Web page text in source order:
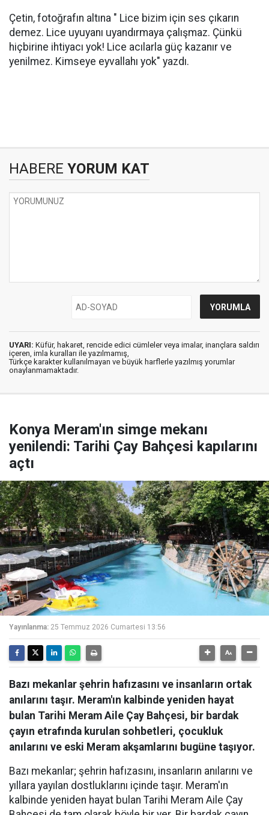
Çetin, fotoğrafın altına " Lice bizim için ses çıkarın
demez. Lice uyuyanı uyandırmaya çalışmaz. Çünkü
hiçbirine ihtiyacı yok! Lice acılarla güç kazanır ve
yenilmez. Kimseye eyvallahı yok" yazdı.
HABERE YORUM KAT
UYARI: Küfür, hakaret, rencide edici cümleler veya imalar, inançlara saldırı
içeren, imla kuralları ile yazılmamış,
Türkçe karakter kullanılmayan ve büyük harflerle yazılmış yorumlar
onaylanmamaktadır.
Konya Meram'ın simge mekanı
yenilendi: Tarihi Çay Bahçesi kapılarını
açtı
Yayınlanma: 25 Temmuz 2026 Cumartesi 13:56
Bazı mekanlar şehrin hafızasını ve insanların ortak
anılarını taşır. Meram'ın kalbinde yeniden hayat
bulan Tarihi Meram Aile Çay Bahçesi, bir bardak
çayın etrafında kurulan sohbetleri, çocukluk
anılarını ve eski Meram akşamlarını bugüne taşıyor.
Bazı mekanlar; şehrin hafızasını, insanların anılarını ve
yıllara yayılan dostluklarını içinde taşır. Meram'ın
kalbinde yeniden hayat bulan Tarihi Meram Aile Çay